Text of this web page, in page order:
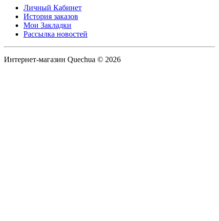
Личный Кабинет
История заказов
Мои Закладки
Рассылка новостей
Интернет-магазин Quechua © 2026